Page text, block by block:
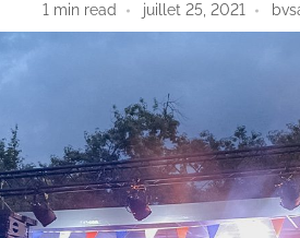
1 min read juillet 25, 2021